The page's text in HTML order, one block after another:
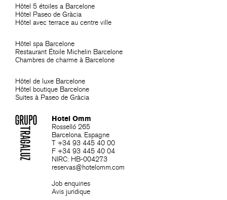
Hôtel 5 étoiles a Barcelone
Hôtel Paseo de Gràcia
Hôtel avec terrace au centre ville
Hôtel spa Barcelone
Restaurant Étoile Michelin Barcelone
Chambres de charme à Barcelone
Hôtel de luxe Barcelone
Hôtel boutique Barcelone
Suites à Paseo de Gràcia
Hotel Omm
Rosselló 265
Barcelona. Espagne
T +34 93 445 40 00
F +34 93 445 40 04
NIRC: HB-004273
reservas@hotelomm.com
Job enquiries
Avis juridique